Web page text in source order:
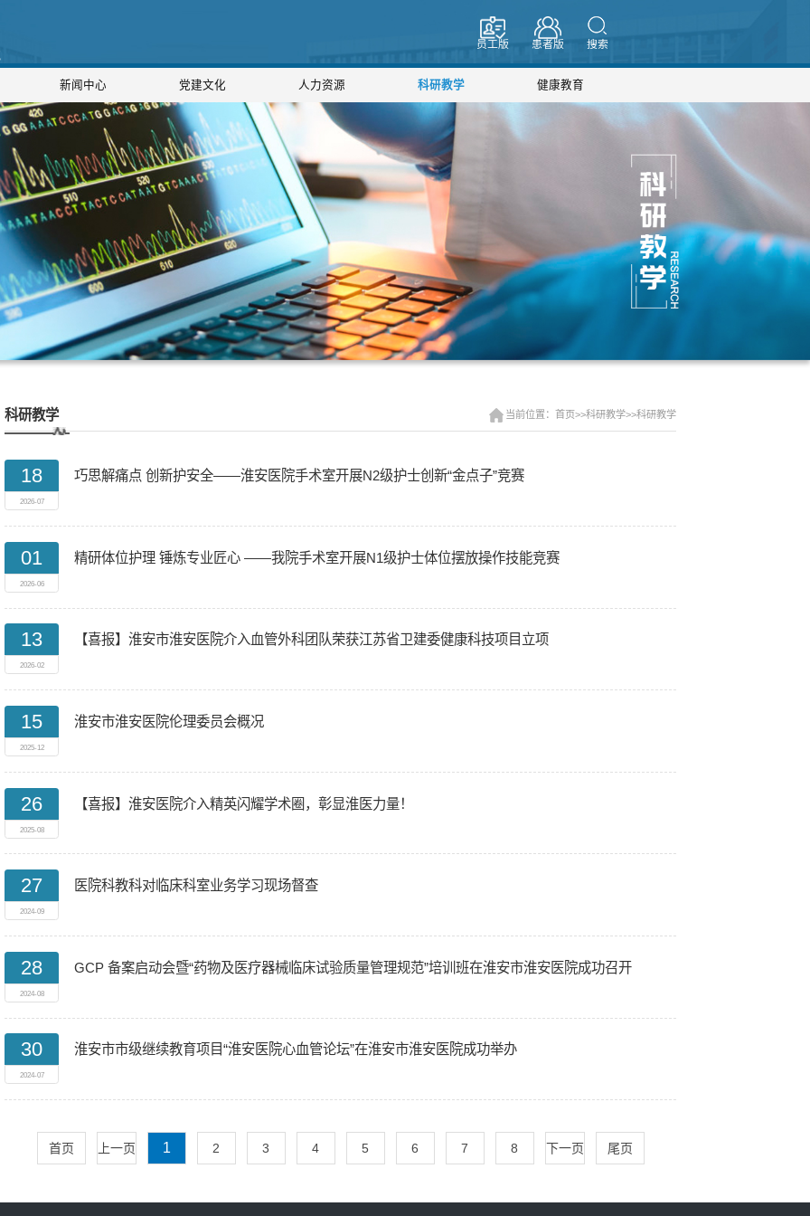
员工版 患者版 搜索
新闻中心 党建文化 人力资源 科研教学 健康教育
科研教学 当前位置：首页>>科研教学>>科研教学
18
2026-07
巧思解痛点 创新护安全——淮安医院手术室开展N2级护士创新“金点子”竞赛
01
2026-06
精研体位护理 锤炼专业匠心 ——我院手术室开展N1级护士体位摆放操作技能竞赛
13
2026-02
【喜报】淮安市淮安医院介入血管外科团队荣获江苏省卫建委健康科技项目立项
15
2025-12
淮安市淮安医院伦理委员会概况
26
2025-08
【喜报】淮安医院介入精英闪耀学术圈，彰显淮医力量！
27
2024-09
医院科教科对临床科室业务学习现场督查
28
2024-08
GCP 备案启动会暨“药物及医疗器械临床试验质量管理规范”培训班在淮安市淮安医院成功召开
30
2024-07
淮安市市级继续教育项目“淮安医院心血管论坛”在淮安市淮安医院成功举办
首页 上一页 1 2 3 4 5 6 7 8 下一页 尾页